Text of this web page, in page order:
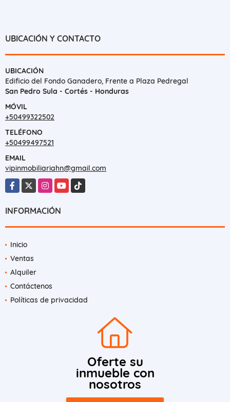
UBICACIÓN Y CONTACTO
UBICACIÓN
Edificio del Fondo Ganadero, Frente a Plaza Pedregal
San Pedro Sula - Cortés - Honduras
MÓVIL
+50499322502
TELÉFONO
+50499497521
EMAIL
vipinmobiliariahn@gmail.com
Facebook
X InstagramYouTubeTikTok
INFORMACIÓN
Inicio
Ventas
Alquiler
Contáctenos
Políticas de privacidad
Oferte su
inmueble con
nosotros